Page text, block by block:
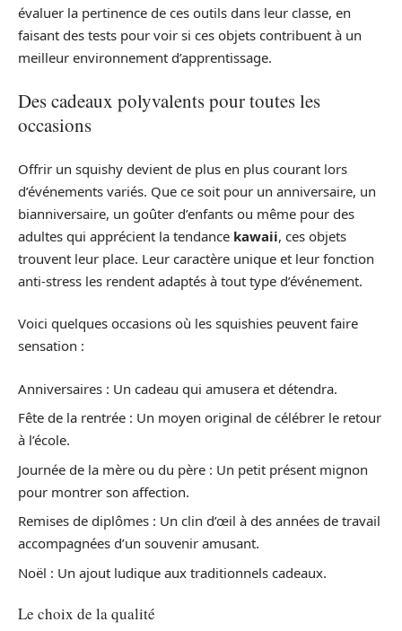
évaluer la pertinence de ces outils dans leur classe, en
faisant des tests pour voir si ces objets contribuent à un
meilleur environnement d’apprentissage.
Des cadeaux polyvalents pour toutes les
occasions
Offrir un squishy devient de plus en plus courant lors
d’événements variés. Que ce soit pour un anniversaire, un
bianniversaire, un goûter d’enfants ou même pour des
adultes qui apprécient la tendance kawaii, ces objets
trouvent leur place. Leur caractère unique et leur fonction
anti-stress les rendent adaptés à tout type d’événement.
Voici quelques occasions où les squishies peuvent faire
sensation :
Anniversaires : Un cadeau qui amusera et détendra.
Fête de la rentrée : Un moyen original de célébrer le retour
à l’école.
Journée de la mère ou du père : Un petit présent mignon
pour montrer son affection.
Remises de diplômes : Un clin d’œil à des années de travail
accompagnées d’un souvenir amusant.
Noël : Un ajout ludique aux traditionnels cadeaux.
Le choix de la qualité